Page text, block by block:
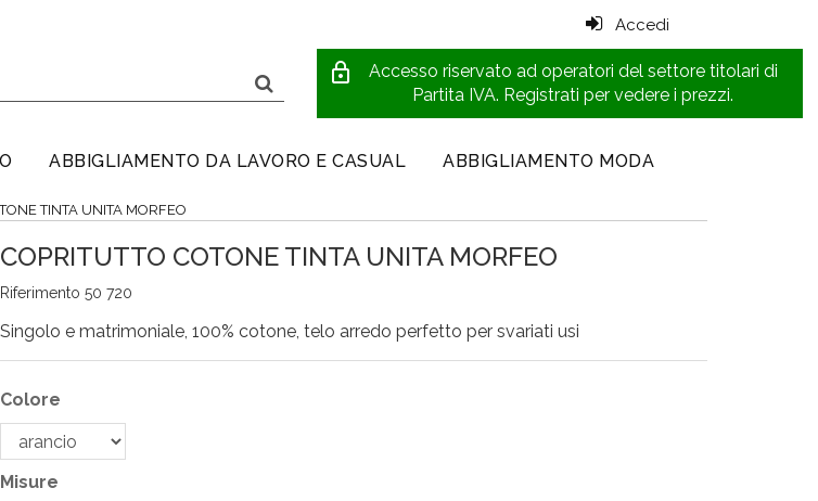
Accedi
lock_outline
Accesso riservato ad operatori del settore titolari di
Partita IVA. Registrati per vedere i prezzi.
ABBIGLIAMENTO DA LAVORO E CASUAL ABBIGLIAMENTO MODA
TINTA UNITA MORFEO
COPRITUTTO COTONE TINTA UNITA MORFEO
Riferimento 50 720
Singolo e matrimoniale, 100% cotone, telo arredo perfetto per svariati usi
Colore
Misure